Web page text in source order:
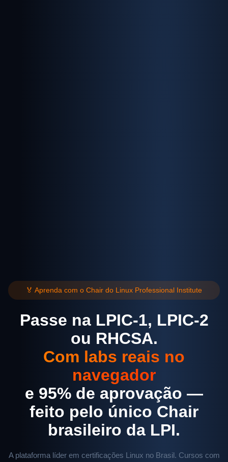
🏅 Aprenda com o Chair do Linux Professional Institute
Passe na LPIC-1, LPIC-2
ou RHCSA.
Com labs reais no
navegador
e 95% de aprovação —
feito pelo único Chair
brasileiro da LPI.
A plataforma líder em certificações Linux no Brasil. Cursos com